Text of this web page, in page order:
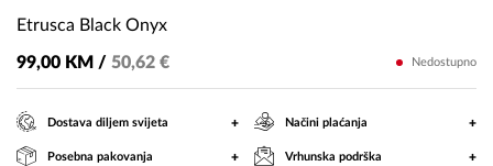
Etrusca Black Onyx
99,00 KM / 50,62 € Nedostupno
Dostava diljem svijeta + Načini plaćanja +
Posebna pakovanja + Vrhunska podrška +